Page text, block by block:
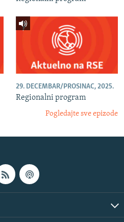
29. DECEMBAR/PROSINAC, 2025.
Regionalni program
Pogledajte sve epizode